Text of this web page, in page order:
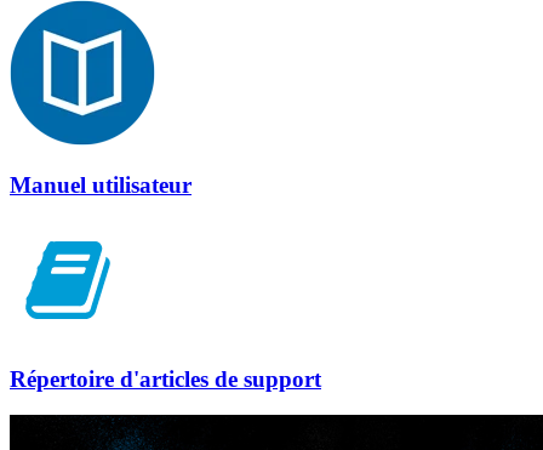
Manuel utilisateur
Répertoire d'articles de support